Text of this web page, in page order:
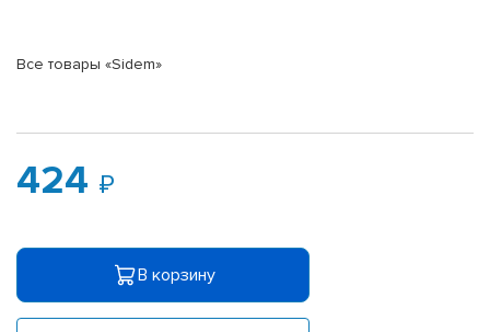
Все товары «Sidem»
424
В корзину